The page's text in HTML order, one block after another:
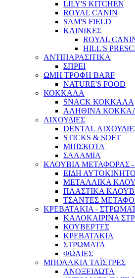
LILY'S KITCHEN
ROYAL CANIN
SAM'S FIELD
ΚΛΙΝΙΚΕΣ
ROYAL
HILL'S
ΑΝΤΙΠΑΡΑΣΙΤΙΚΑ
ΣΠΡΕΙ
ΩΜΗ ΤΡΟΦΗ BARF
NATURE'S FOOD
ΚΟΚΚΑΛΑ
SNACK ΚΟΚΚΑΛΑ
ΑΛΗΘΙΝΑ
ΛΙΧΟΥΔΙΕΣ
DENTAL
STICKS & SOFT
ΜΠΙΣΚΟΤΑ
ΣΑΛΑΜΙΑ
ΚΛΟΥΒΙΑ ΜΕΤΑΦΟΡΑΣ -
ΕΙΔΗ
ΜΕΤΑΛΛΙΚΑ
ΠΛΑΣΤΙΚΑ
ΤΣΑΝΤΕΣ
ΚΡΕΒΑΤΑΚΙΑ -
ΚΑΛΟΚΑΙΡΙΝΑ
ΚΟΥΒΕΡΤΕΣ
ΚΡΕΒΑΤΑΚΙΑ
ΣΤΡΩΜΑΤΑ
ΦΩΛΙΕΣ
ΜΠΟΛΑΚΙΑ ΤΑΪΣΤΡΕΣ
ΑΝΟΞΕΙΔΩΤΑ